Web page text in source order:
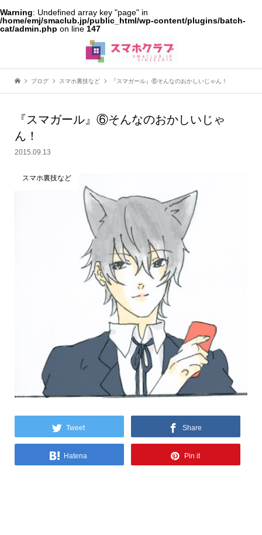
Warning: Undefined array key "page" in
/home/emj/smaclub.jp/public_html/wp-content/plugins/batch-
cat/admin.php on line 147
ブログ スマホ裏技など 『スマガール』⑥そんなのおかしいじゃん！
『スマガール』⑥そんなのおかしいじゃ
ん！
2015.09.13
スマホ裏技など
Tweet Share
Hatena Pin it